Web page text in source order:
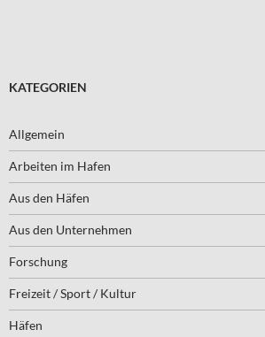
KATEGORIEN
Allgemein
Arbeiten im Hafen
Aus den Häfen
Aus den Unternehmen
Forschung
Freizeit / Sport / Kultur
Häfen